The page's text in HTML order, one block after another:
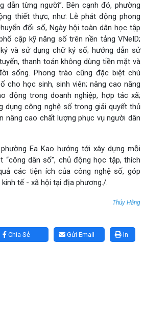
dẫn từng người”. Bên cạnh đó, phường
thiết thực, như: Lễ phát động phong
đổi số, Ngày hội toàn dân học tập
cập kỹ năng số trên nền tảng VNeID;
và sử dụng chữ ký số; hướng dẫn sử
thanh toán không dùng tiền mặt và
sống. Phong trào cũng đặc biệt chú
cho học sinh, sinh viên; nâng cao năng
động trong doanh nghiệp, hợp tác xã;
dụng công nghệ số trong giải quyết thủ
nâng cao chất lượng phục vụ người dân
Ea Kao hướng tới xây dựng mỗi
“công dân số”, chủ động học tập, thích
các tiện ích của công nghệ số, góp
tế - xã hội tại địa phương./.
Thúy Hằng
In
Gửi Email
Chia Sẻ